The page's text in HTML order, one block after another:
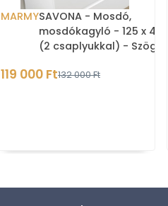
MARMYSAVONA - Mosdó,
mosdókagyló - 125 x 45
(2 csaplyukkal) -
bútorra
119 000 Ft132 000 Ft